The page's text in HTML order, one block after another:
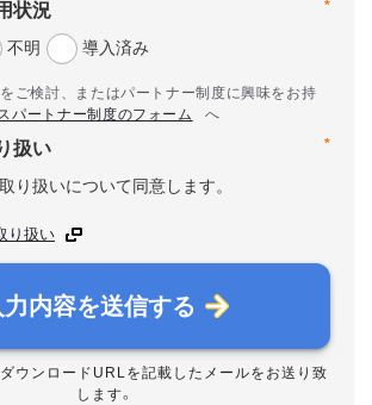
*
状況
不明 導入済み
ご検討、またはパートナー制度に興味をお持
パートナー制度のフォーム
へ
*
扱い
り扱いについて同意します。
り扱い
力内容を送信する
ダウンロードURLを記載したメールをお送り致
します。